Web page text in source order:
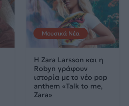
Μουσικά Νέα
Η Zara Larsson και η
Robyn γράφουν
ιστορία με το νέο pop
anthem «Talk to me,
Zara»